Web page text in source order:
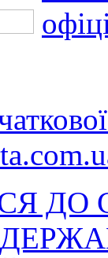
ДО